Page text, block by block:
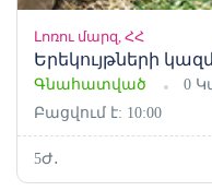
Լոռու մարզ, ՀՀ
Երեկույթների
Գնահատված
0
Բացվում է: 10:00
5Ժ․